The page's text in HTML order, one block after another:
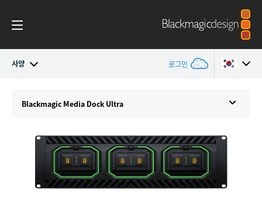
사양 로그인
Austria
Brazil
Blackmagic Media Dock Ultra